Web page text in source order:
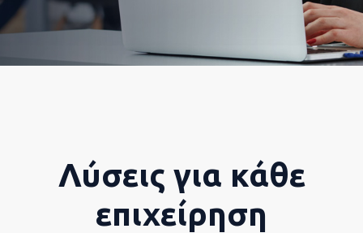
Λύσεις για κάθε
επιχείρηση